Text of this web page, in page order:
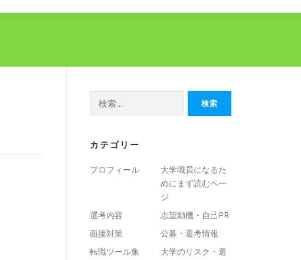
カテゴリー
プロフィール
大学職員になるた
めにまず読むペー
ジ
選考内容
志望動機・自己PR
面接対策
公募・選考情報
転職ツール集
大学のリスク・選